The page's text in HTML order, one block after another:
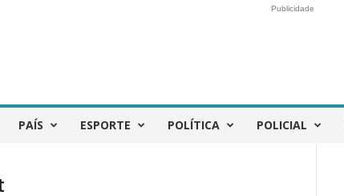
Publicidade
PAÍS ESPORTE POLÍTICA POLICIAL